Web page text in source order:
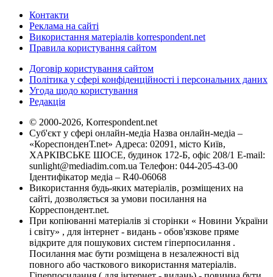
Контакти
Реклама на сайті
Використання матеріалів korrespondent.net
Правила користування сайтом
Договір користування сайтом
Політика у сфері конфіденційності і персональних даних
Угода щодо користування
Редакція
© 2000-2026, Korrespondent.net
Суб'єкт у сфері онлайн-медіа Назва онлайн-медіа –
«КореспонденТ.net» Адреса: 02091, місто Київ,
ХАРКІВСЬКЕ ШОСЕ, будинок 172-Б, офіс 208/1 E-mail:
sunlight@mediadim.com.ua Телефон: 044-205-43-00
Ідентифікатор медіа – R40-06068
Використання будь-яких матеріалів, розміщених на
сайті, дозволяється за умови посилання на
Корреспондент.net.
При копіюванні матеріалів зі сторінки « Новини України
і світу» , для інтернет - видань - обов'язкове пряме
відкрите для пошукових систем гіперпосилання .
Посилання має бути розміщена в незалежності від
повного або часткового використання матеріалів.